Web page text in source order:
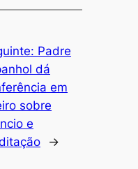
Padre
dá
em
sobre
e
→